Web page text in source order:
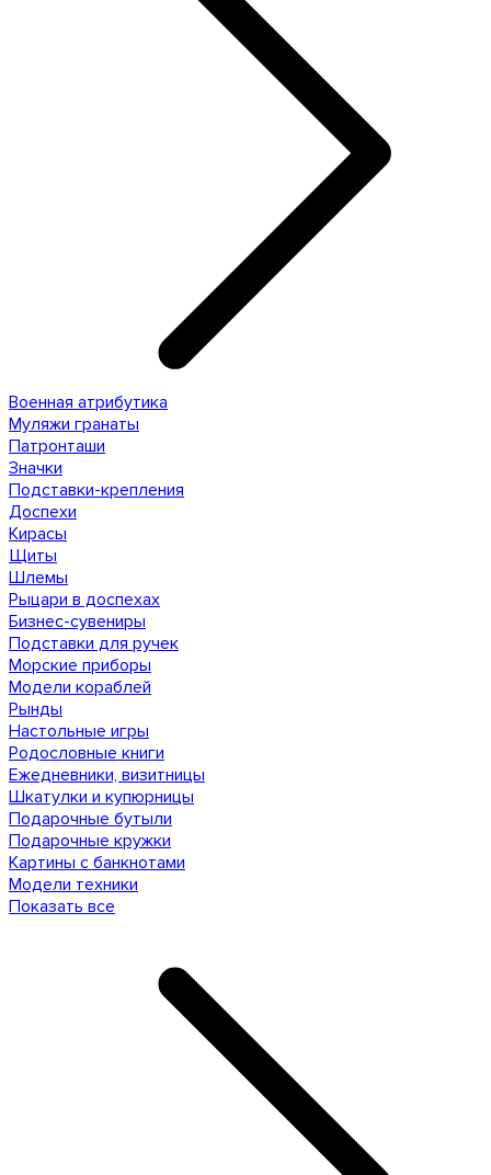
Военная атрибутика
Муляжи гранаты
Патронташи
Значки
Подставки-крепления
Доспехи
Кирасы
Щиты
Шлемы
Рыцари в доспехах
Бизнес-сувениры
Подставки для ручек
Морские приборы
Модели кораблей
Рынды
Настольные игры
Родословные книги
Ежедневники, визитницы
Шкатулки и купюрницы
Подарочные бутыли
Подарочные кружки
Картины с банкнотами
Модели техники
Показать все